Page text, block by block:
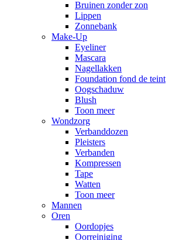
Bruinen zonder zon
Lippen
Zonnebank
Make-Up
Eyeliner
Mascara
Nagellakken
Foundation fond de teint
Oogschaduw
Blush
Toon meer
Wondzorg
Verbanddozen
Pleisters
Verbanden
Kompressen
Tape
Watten
Toon meer
Mannen
Oren
Oordopjes
Oorreiniging